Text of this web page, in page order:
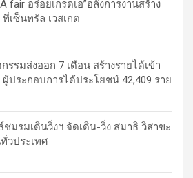
fair อร่อยเกรดเอ”อลังการงานสร้าง
เซ็นทรัล เวสเกต
รรมส่งออก 7 เดือน สร้างรายได้เข้า
ประกอบการได้ประโยชน์ 42,409 ราย
มรมเดินวิ่งฯ จัดเดิน-วิ่ง สมาธิ วิสาขะ
วประเทศ